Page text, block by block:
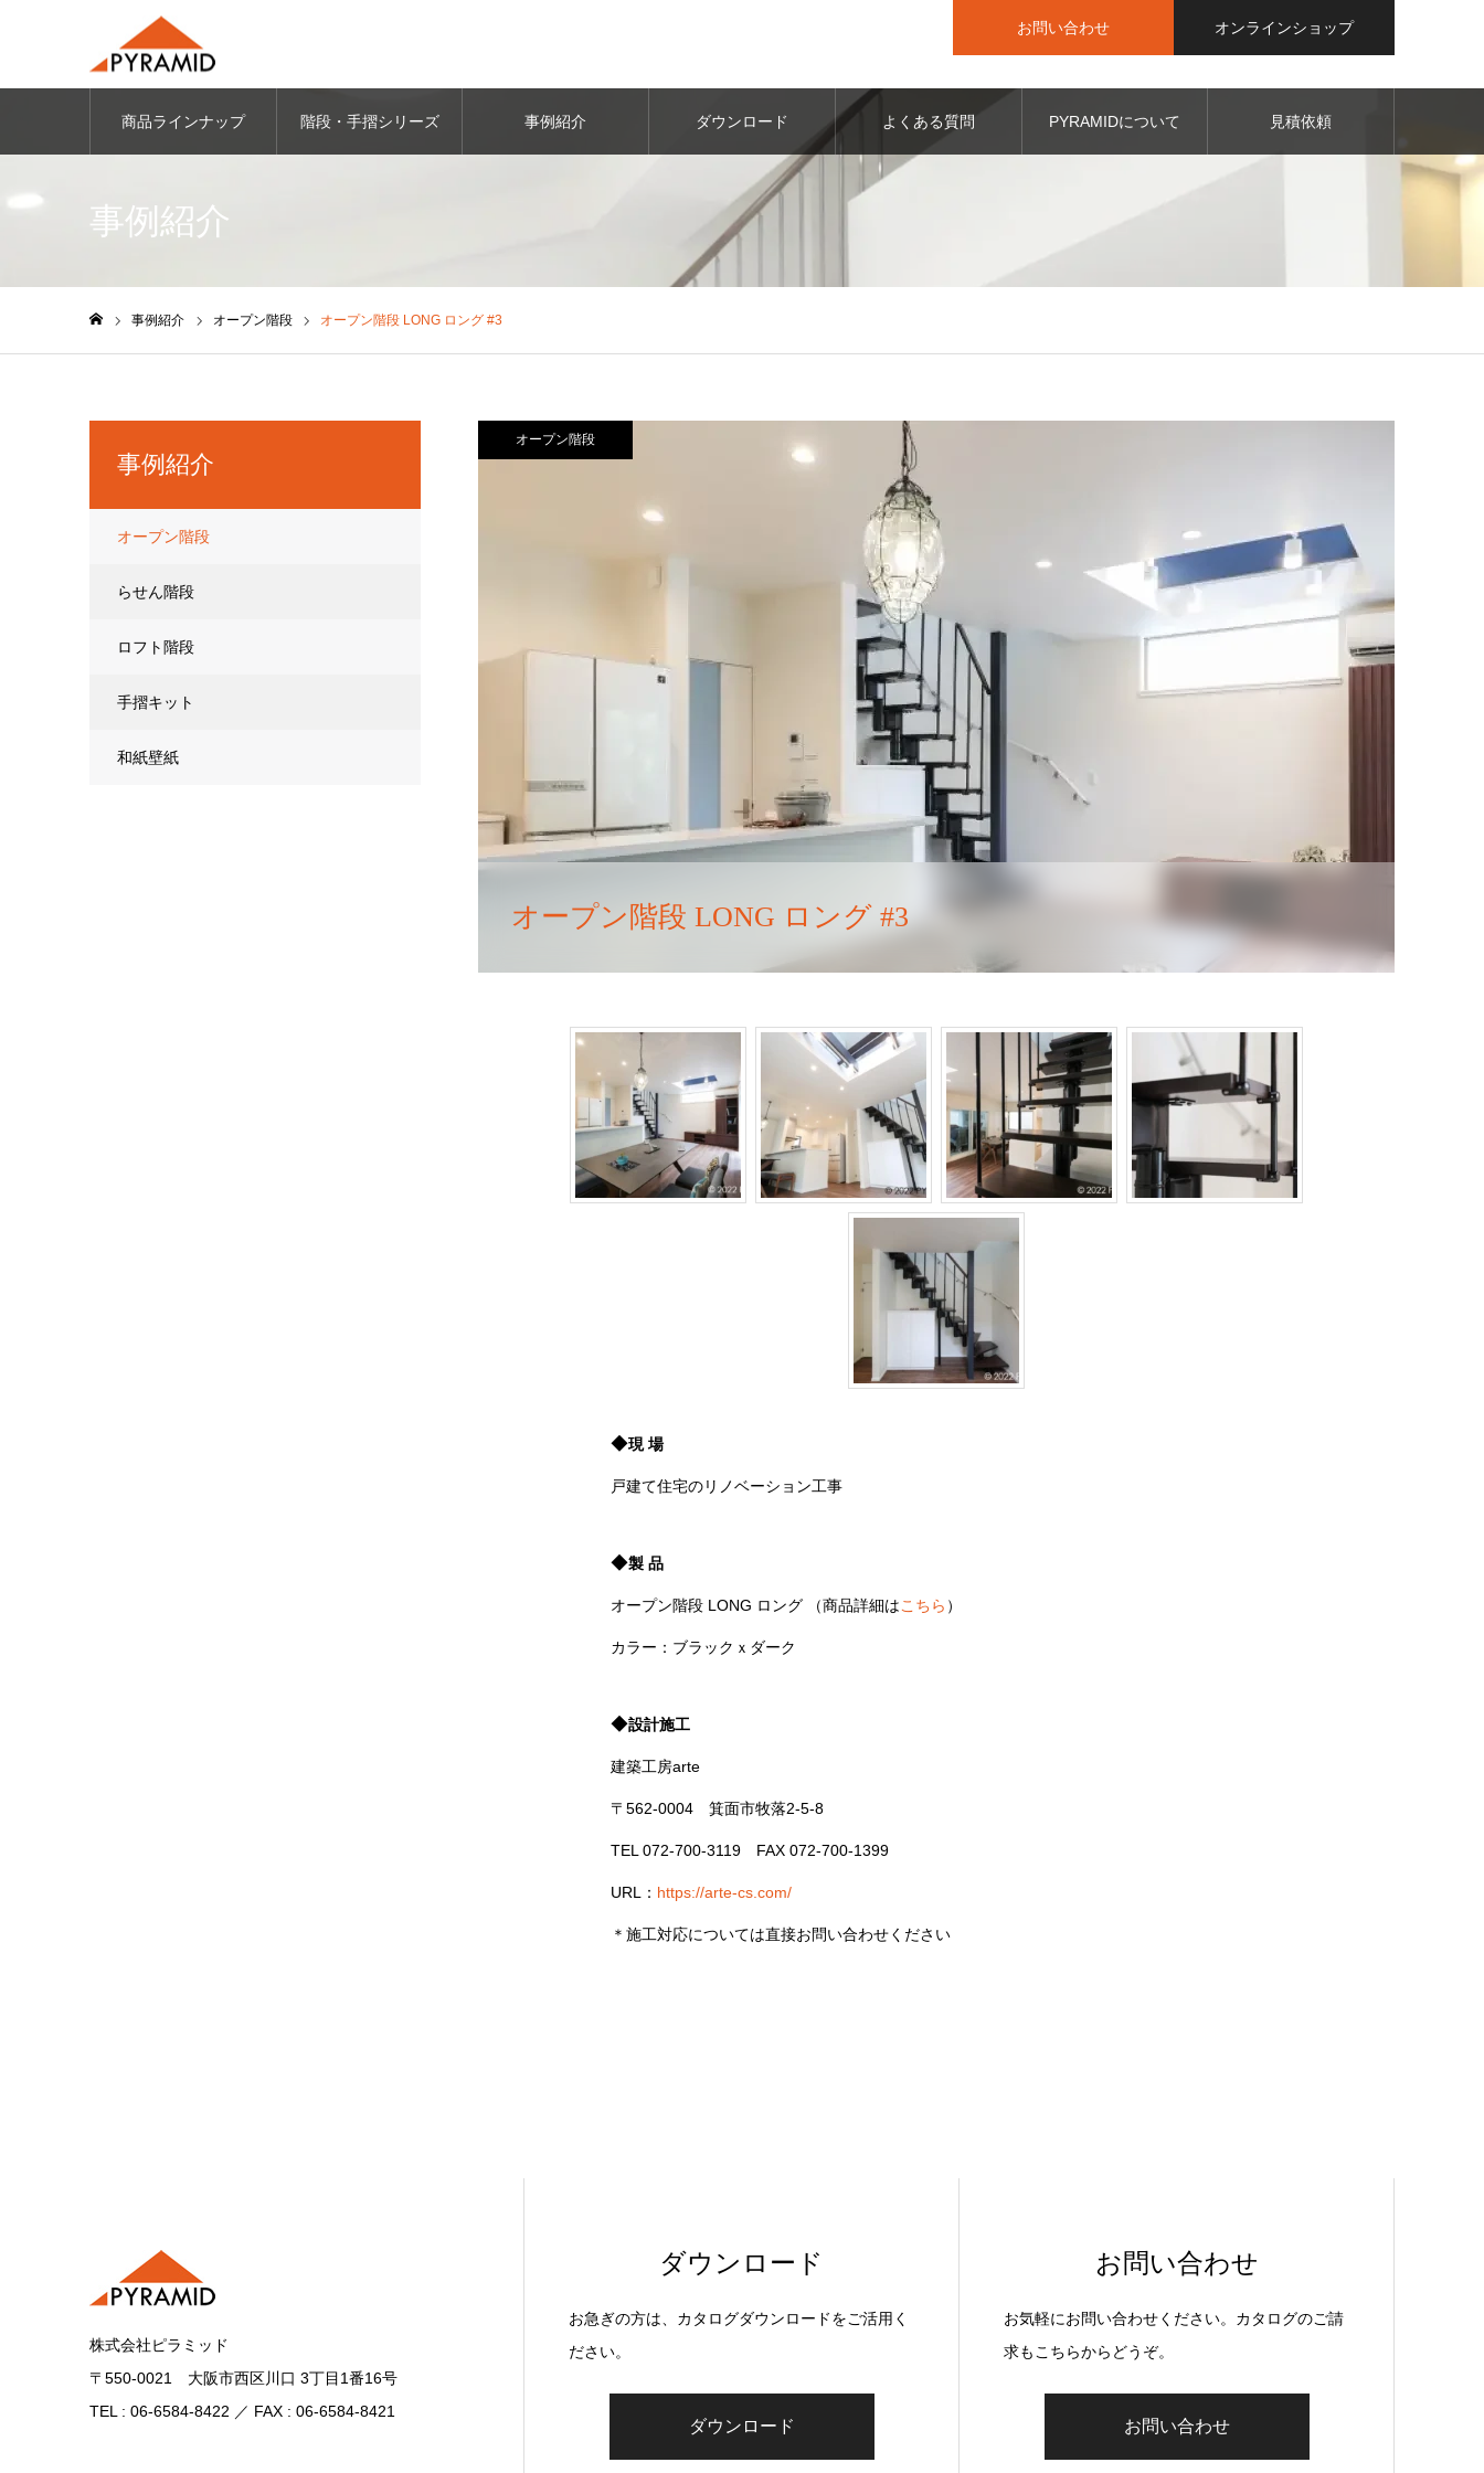
お問い合わせ オンラインショップ
商品ラインナップ 階段・手摺シリーズ 事例紹介 ダウンロード よくある質問 PYRAMIDについて 見積依頼
事例紹介
事例紹介 オープン階段 オープン階段 LONG ロング #3
オープン階段
オープン階段 LONG ロング #3
◆現 場
戸建て住宅のリノベーション工事
◆製 品
オープン階段 LONG ロング （商品詳細はこちら ）
カラー：ブラックｘダーク
◆設計施工
建築工房arte
〒562-0004 箕面市牧落2-5-8
TEL 072-700-3119 FAX 072-700-1399
URL： https://arte-cs.com/
＊施工対応については直接お問い合わせください
事例紹介
オープン階段
らせん階段
ロフト階段
手摺キット
和紙壁紙
株式会社ピラミッド
〒550-0021 大阪市西区川口 3丁目1番16号
TEL : 06-6584-8422 ／ FAX : 06-6584-8421
ダウンロード
お急ぎの方は、カタログダウンロードをご活用く
ださい。
ダウンロード
お問い合わせ
お気軽にお問い合わせください。カタログのご請
求もこちらからどうぞ。
お問い合わせ